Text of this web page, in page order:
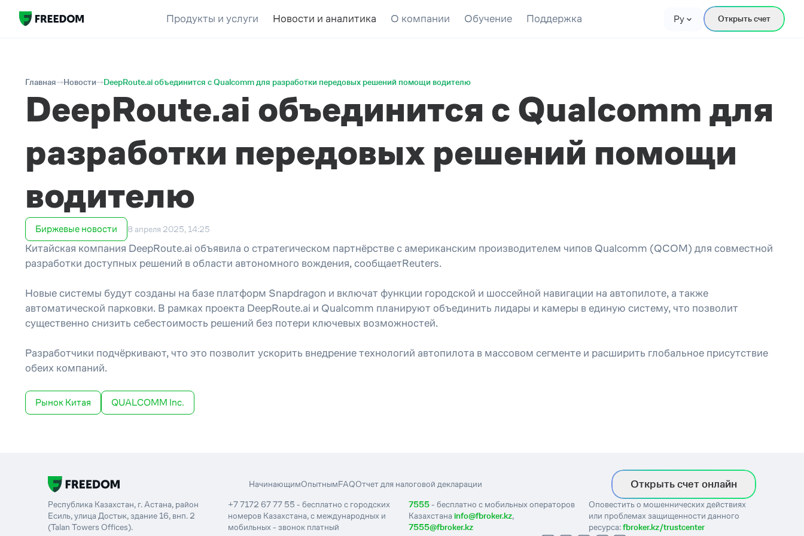
Продукты и услуги Новости и аналитика О компании Обучение Поддержка Ру Открыть счет
Главная Новости DeepRoute.ai объединится с Qualcomm для разработки передовых решений помощи водителю
DeepRoute.ai объединится с Qualcomm для
разработки передовых решений помощи
водителю
Биржевые новости 8 апреля 2025, 14:25
Китайская компания DeepRoute.ai объявила о стратегическом партнёрстве с американским производителем чипов Qualcomm (QCOM) для совместной
разработки доступных решений в области автономного вождения, сообщаетReuters.
Новые системы будут созданы на базе платформ Snapdragon и включат функции городской и шоссейной навигации на автопилоте, а также
автоматической парковки. В рамках проекта DeepRoute.ai и Qualcomm планируют объединить лидары и камеры в единую систему, что позволит
существенно снизить себестоимость решений без потери ключевых возможностей.
Разработчики подчёркивают, что это позволит ускорить внедрение технологий автопилота в массовом сегменте и расширить глобальное присутствие
обеих компаний.
Рынок Китая QUALCOMM Inc.
НачинающимОпытнымFAQОтчет для налоговой декларации Открыть счет онлайн
Республика Казахстан, г. Астана, район
Есиль, улица Достык, здание 16, внп. 2
(Talan Towers Offices).
+7 7172 67 77 55 - бесплатно с городских
номеров Казахстана, с международных и
мобильных - звонок платный
7555- бесплатно с мобильных операторов
Казахстанаinfo@fbroker.kz,
7555@fbroker.kz
Оповестить о мошеннических действиях
или проблемах защищенности данного
ресурса:fbroker.kz/trustcenter